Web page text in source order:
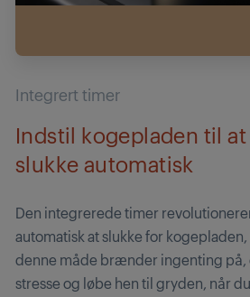
Integrert timer
Indstil kogepladen til at
slukke automatisk
Den integrerede timer
automatisk at slukke for
denne måde brænder ingenting på,
stresse og løbe hen til gryden, når